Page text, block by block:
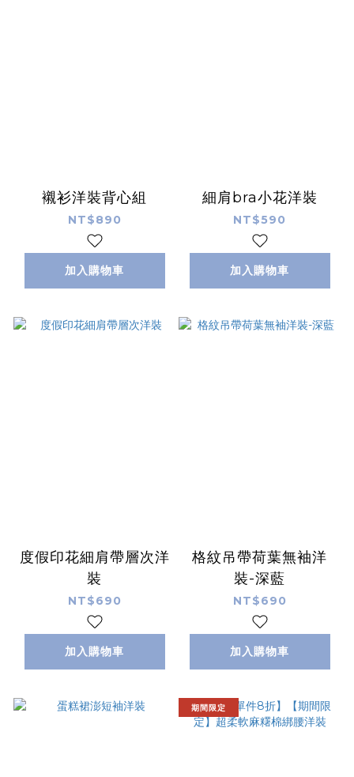
襯衫洋裝背心組
NT$890
加入購物車
細肩bra小花洋裝
NT$590
加入購物車
度假印花細肩帶層次洋
裝
NT$690
加入購物車
格紋吊帶荷葉無袖洋
裝-深藍
NT$690
加入購物車
期間限定